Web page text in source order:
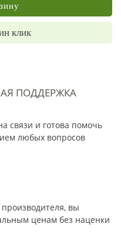
клик
ПОДДЕРЖКА
связи и готова помочь
любых вопросов
вы
ценам без наценки